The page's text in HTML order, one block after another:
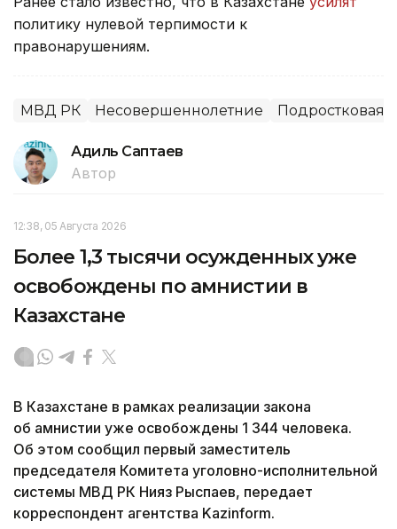
политику нулевой терпимости к
правонарушениям.
МВД РК Несовершеннолетние Подростковая
Адиль Саптаев
Автор
12:38, 05 Августа 2026
Более 1,3 тысячи осужденных уже
освобождены по амнистии в
Казахстане
В Казахстане в рамках реализации закона
об амнистии уже освобождены 1 344 человека.
Об этом сообщил первый заместитель
председателя Комитета уголовно-исполнительной
системы МВД РК Нияз Рыспаев, передает
корреспондент агентства Kazinform.